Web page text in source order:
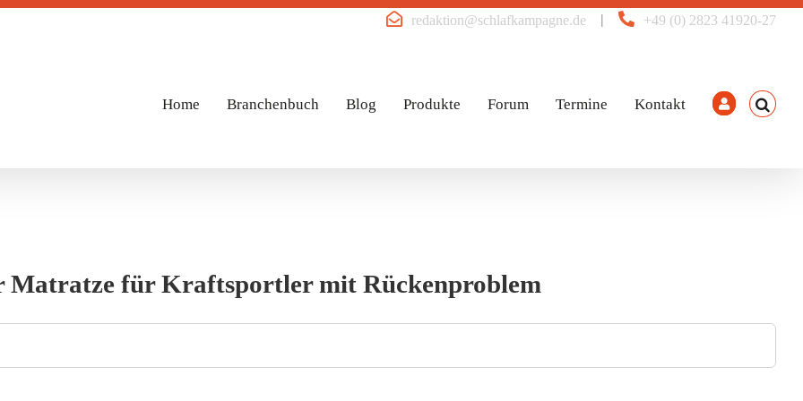
+49 (0) 2823 41920-27
|
redaktion@schlafkampagne.de
Home Branchenbuch Blog Produkte Forum Termine Kontakt
Matratze für Kraftsportler mit Rückenproblem